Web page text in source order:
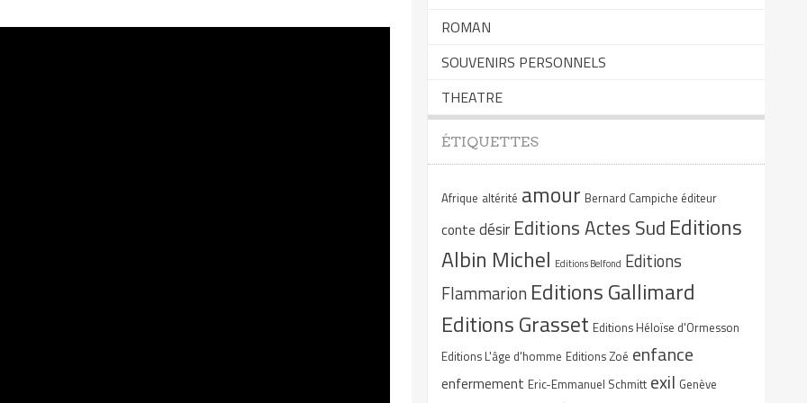
ROMAN
SOUVENIRS PERSONNELS
THEATRE
ÉTIQUETTES
Afrique altérité amour Bernard Campiche éditeur
conte désir Editions Actes Sud Editions
Albin Michel Editions Belfond Editions
Flammarion Editions Gallimard
Editions Grasset Editions Héloïse d'Ormesson
Editions L'âge d'homme Editions Zoé enfance
enfermement Eric-Emmanuel Schmitt exil Genève